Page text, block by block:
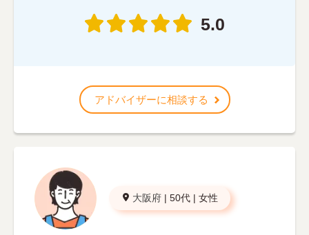
5.0
アドバイザーに相談する
大阪府 | 50代 | 女性